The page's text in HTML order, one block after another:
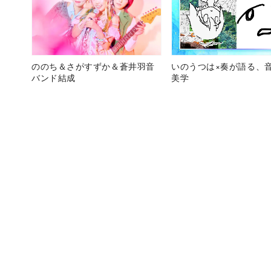
ののち＆さがすずか＆蒼井羽音
バンド結成
いのうつは×奏が語る、
美学